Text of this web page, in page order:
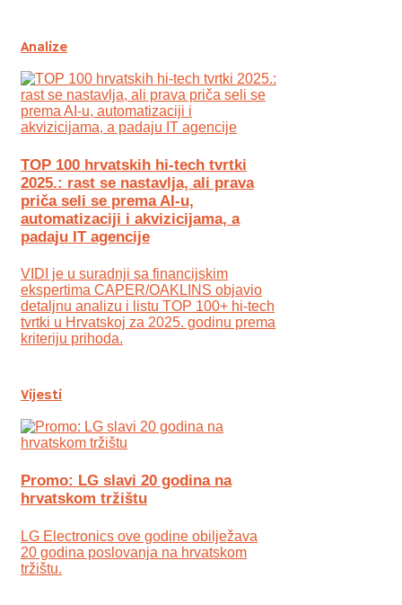
Analize
TOP 100 hrvatskih hi-tech tvrtki
2025.: rast se nastavlja, ali prava
priča seli se prema AI-u,
automatizaciji i akvizicijama, a
padaju IT agencije
VIDI je u suradnji sa financijskim
ekspertima CAPER/OAKLINS objavio
detaljnu analizu i listu TOP 100+ hi-tech
tvrtki u Hrvatskoj za 2025. godinu prema
kriteriju prihoda.
Vijesti
Promo: LG slavi 20 godina na
hrvatskom tržištu
LG Electronics ove godine obilježava
20 godina poslovanja na hrvatskom
tržištu.